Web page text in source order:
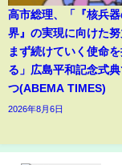
高市総理、「『核兵
界』の実現に向けた
まず続けていく使命
る」広島平和記念式
つ(ABEMA TIMES)
2026年8月6日